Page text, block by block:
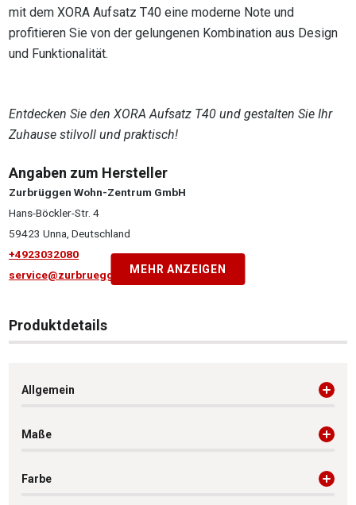
mit dem XORA Aufsatz T40 eine moderne Note und
profitieren Sie von der gelungenen Kombination aus Design
und Funktionalität.
Entdecken Sie den XORA Aufsatz T40 und gestalten Sie Ihr
Zuhause stilvoll und praktisch!
Angaben zum Hersteller
Zurbrüggen Wohn-Zentrum GmbH
Hans-Böckler-Str. 4
59423 Unna, Deutschland
+4923032080
service@zurbrueggen.deMEHR ANZEIGEN
Produktdetails
Allgemein
Maße
Farbe